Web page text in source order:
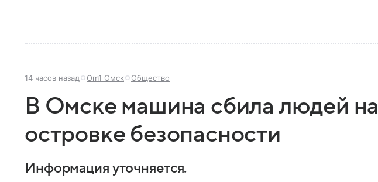
14 часов назад Om1 Омск Общество
В Омске машина сбила людей на
островке безопасности
Информация уточняется.